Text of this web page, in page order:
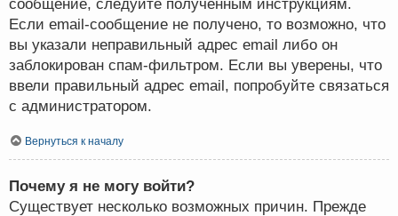
сообщение, следуйте полученным инструкциям.
Если email-сообщение не получено, то возможно, что
вы указали неправильный адрес email либо он
заблокирован спам-фильтром. Если вы уверены, что
ввели правильный адрес email, попробуйте связаться
с администратором.
Вернуться к началу
Почему я не могу войти?
Существует несколько возможных причин. Прежде